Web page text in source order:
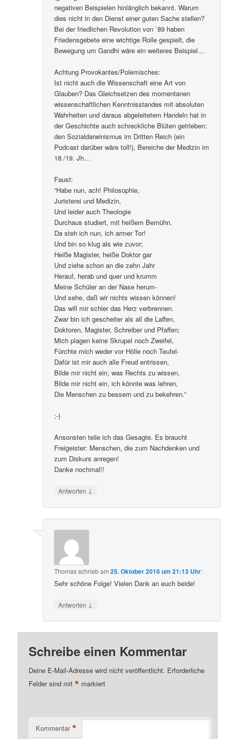
negativen Beispielen hinlänglich bekannt. Warum
dies nicht in den Dienst einer guten Sache stellen?
Bei der friedlichen Revolution von `89 haben
Friedensgebete eine wichtige Rolle gespielt, die
Bewegung um Gandhi wäre ein weiteres Beispiel…
Achtung Provokantes/Polemisches:
Ist nicht auch die Wissenschaft eine Art von
Glauben? Das Gleichsetzen des momentanen
wissenschaftlichen Kenntnisstandes mit absoluten
Wahrheiten und daraus abgeleitetem Handeln hat in
der Geschichte auch schreckliche Blüten getrieben:
den Sozialdarwinismus im Dritten Reich (ein
Podcast darüber wäre toll!), Bereiche der Medizin im
18./19. Jh…
Faust:
“Habe nun, ach! Philosophie,
Juristerei und Medizin,
Und leider auch Theologie
Durchaus studiert, mit heißem Bemühn.
Da steh ich nun, ich armer Tor!
Und bin so klug als wie zuvor;
Heiße Magister, heiße Doktor gar
Und ziehe schon an die zehn Jahr
Herauf, herab und quer und krumm
Meine Schüler an der Nase herum-
Und sehe, daß wir nichts wissen können!
Das will mir schier das Herz verbrennen.
Zwar bin ich gescheiter als all die Laffen,
Doktoren, Magister, Schreiber und Pfaffen;
Mich plagen keine Skrupel noch Zweifel,
Fürchte mich weder vor Hölle noch Teufel-
Dafür ist mir auch alle Freud entrissen,
Bilde mir nicht ein, was Rechts zu wissen,
Bilde mir nicht ein, ich könnte was lehren,
Die Menschen zu bessern und zu bekehren.”
;-)
Ansonsten teile ich das Gesagte. Es braucht
Freigeister: Menschen, die zum Nachdenken und
zum Diskurs anregen!
Danke nochmal!!
Antworten ↓
Thomasschriebam25. Oktober 2016 um 21:13 Uhr:
Sehr schöne Folge! Vielen Dank an euch beide!
Antworten ↓
Schreibe einen Kommentar
Deine E-Mail-Adresse wird nicht veröffentlicht. Erforderliche
Felder sind mit* markiert
Kommentar *